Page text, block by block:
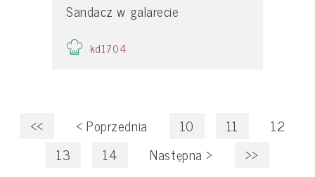
Sandacz w galarecie
kd1704
<< < Poprzednia 10 11
12
13
14 Następna> >>